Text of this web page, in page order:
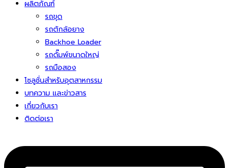
ผลิตภัณฑ์
รถขุด
รถตักล้อยาง
Backhoe Loader
รถดั๊มพ์ขนาดใหญ่
รถมือสอง
โซลูชั่นสําหรับอุตสาหกรรม
บทความ และข่าวสาร
เกี่ยวกับเรา
ติดต่อเรา